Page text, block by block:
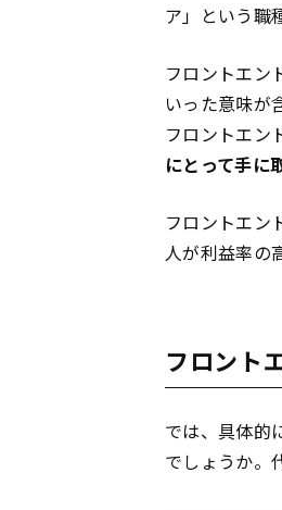
ア」という職
フロントエン
いった意味が
フロントエン
にとって手に
フロントエン
人が利益率の
フロント
では、具体的
でしょうか。